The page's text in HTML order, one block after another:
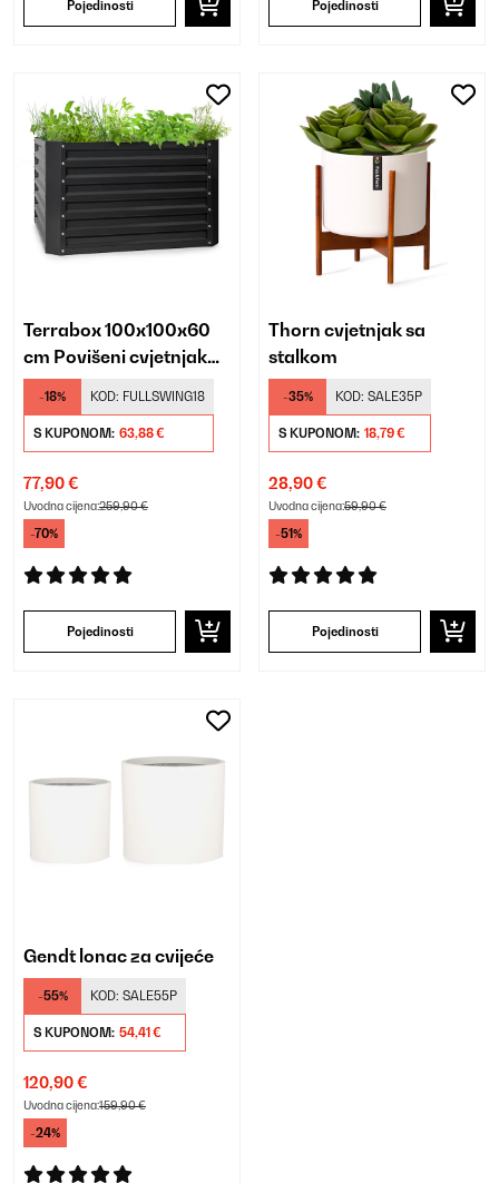
Pojedinosti Pojedinosti
Terrabox 100x100x60
cm Povišeni cvjetnjak
Antracit
-18% KOD: FULLSWING18
S KUPONOM: 63,88 €
77,90 €
Uvodna cijena:259,90 €
-70%
Pojedinosti
Thorn cvjetnjak sa
stalkom
-35% KOD: SALE35P
S KUPONOM: 18,79 €
28,90 €
Uvodna cijena:59,90 €
-51%
Pojedinosti
Gendt lonac za cvijeće
-55% KOD: SALE55P
S KUPONOM: 54,41 €
120,90 €
Uvodna cijena:159,90 €
-24%